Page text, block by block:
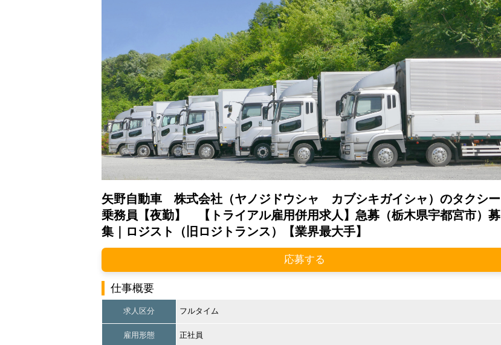
矢野自動車 株式会社（ヤノジドウシャ カブシキガイシャ）のタクシー
乗務員【夜勤】 【トライアル雇用併用求人】急募（栃木県宇都宮市）募
集｜ロジスト（旧ロジトランス）【業界最大手】
応募する
仕事概要
求人区分 フルタイム
雇用形態 正社員